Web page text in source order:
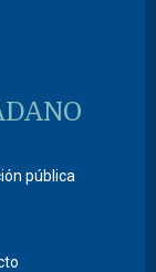
pública